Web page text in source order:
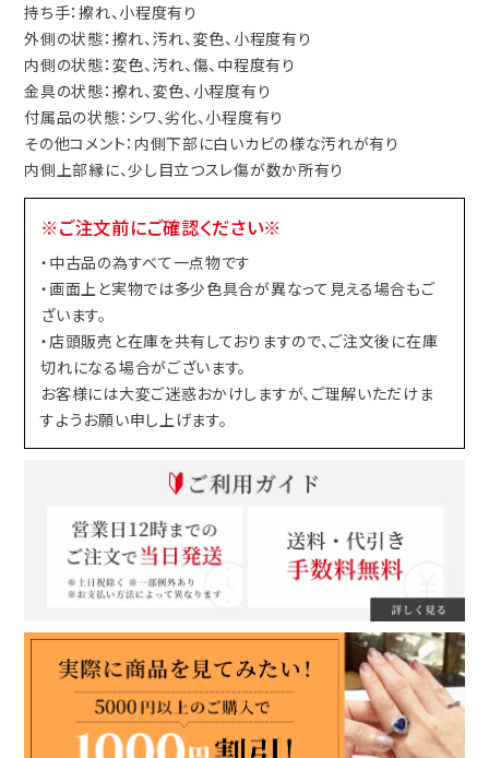
持ち手：擦れ、小程度有り
外側の状態：擦れ、汚れ、変色、小程度有り
内側の状態：変色、汚れ、傷、中程度有り
金具の状態：擦れ、変色、小程度有り
付属品の状態：シワ、劣化、小程度有り
その他コメント：内側下部に白いカビの様な汚れが有り
内側上部縁に、少し目立つスレ傷が数か所有り
※ご注文前にご確認ください※
・中古品の為すべて一点物です
・画面上と実物では多少色具合が異なって見える場合もご
ざいます。
・店頭販売と在庫を共有しておりますので、ご注文後に在庫
切れになる場合がございます。
お客様には大変ご迷惑おかけしますが、ご理解いただけま
すようお願い申し上げます。